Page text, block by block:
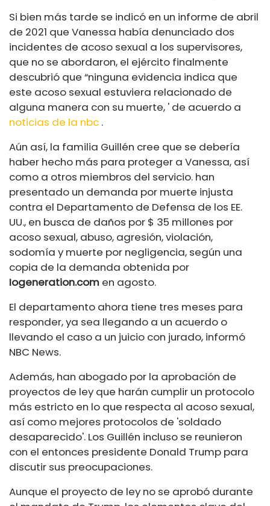
Si bien más tarde se indicó en un informe de abril
de 2021 que Vanessa había denunciado dos
incidentes de acoso sexual a los supervisores,
que no se abordaron, el ejército finalmente
descubrió que “ninguna evidencia indica que
este acoso sexual estuviera relacionado de
alguna manera con su muerte, ' de acuerdo a
noticias de la nbc .
Aún así, la familia Guillén cree que se debería
haber hecho más para proteger a Vanessa, así
como a otros miembros del servicio. han
presentado un demanda por muerte injusta
contra el Departamento de Defensa de los EE.
UU., en busca de daños por $ 35 millones por
acoso sexual, abuso, agresión, violación,
sodomía y muerte por negligencia, según una
copia de la demanda obtenida por
Iogeneration.com en agosto.
El departamento ahora tiene tres meses para
responder, ya sea llegando a un acuerdo o
llevando el caso a un juicio con jurado, informó
NBC News.
Además, han abogado por la aprobación de
proyectos de ley que harán cumplir un protocolo
más estricto en lo que respecta al acoso sexual,
así como mejores protocolos de 'soldado
desaparecido'. Los Guillén incluso se reunieron
con el entonces presidente Donald Trump para
discutir sus preocupaciones.
Aunque el proyecto de ley no se aprobó durante